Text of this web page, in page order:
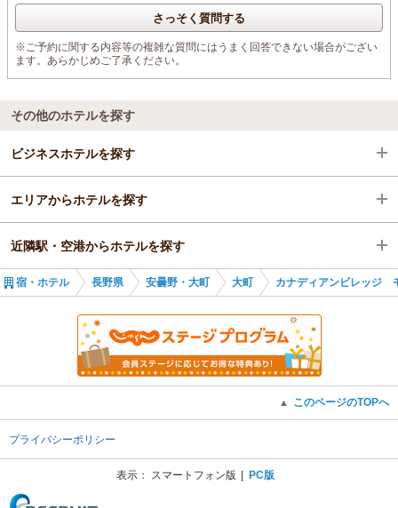
さっそく質問する
※ご予約に関する内容等の複雑な質問にはうまく回答できない場合がござい
ます。あらかじめご了承ください。
その他のホテルを探す
ビジネスホテルを探す
長野県
安曇野・大町
大町
エリアからホテルを探す
長野県
安曇野・大町
近隣駅・空港からホテルを探す
信濃大町駅
信濃常盤駅
簗場駅
宿・ホテル 長野県 安曇野・大町 大町 カナディアンビレッジ
▲ このページのTOPへ
プライバシーポリシー
表示： スマートフォン版 PC版